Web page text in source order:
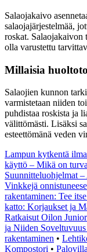
Salaojakaivo
salaojajärjestelmää,
roskat. Salaojakaivon
olla varustettu
Millaisia
Salaojien kunnon
varmistetaan niiden
puhdistaa roskista ja
välittömästi. Lisäksi
esteettömänä veden
Lampun kytkentä
käyttö – Mikä on
Suunnitteluohjelmat
Vinkkejä
rakentaminen: Tee
katto: Korjaukset ja
Ratkaisut Oilon
ja Niiden
rakentaminen •
Kompostori •